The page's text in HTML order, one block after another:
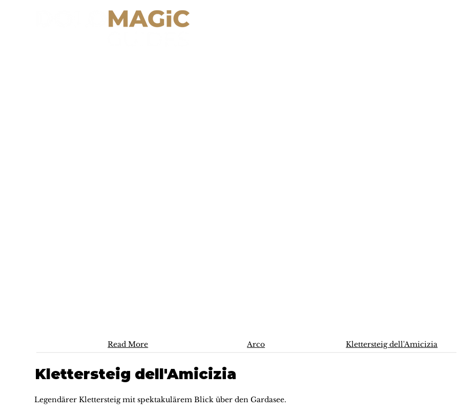
Read More Arco Klettersteig dell'Amicizia
Klettersteig dell'Amicizia
Legendärer Klettersteig mit spektakulärem Blick über den Gardasee.